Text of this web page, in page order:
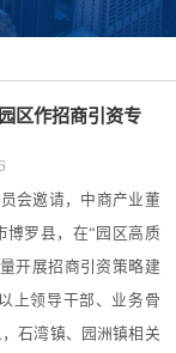
区作招商引资专
会邀请，中商产业董
博罗县，在“园区高质
开展招商引资策略建
上领导干部、业务骨
石湾镇、园洲镇相关